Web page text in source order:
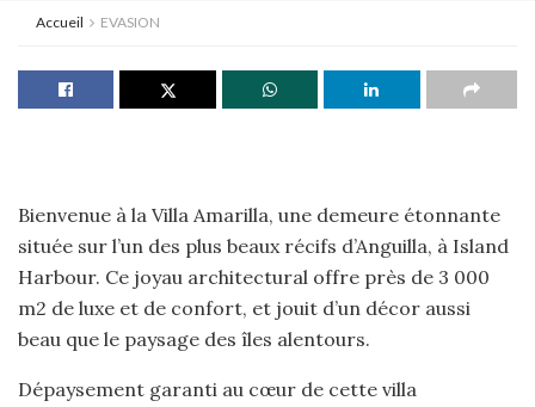
Accueil EVASION
Bienvenue à la Villa Amarilla, une demeure étonnante
située sur l’un des plus beaux récifs d’Anguilla, à Island
Harbour. Ce joyau architectural offre près de 3 000
m2 de luxe et de confort, et jouit d’un décor aussi
beau que le paysage des îles alentours.
Dépaysement garanti au cœur de cette villa